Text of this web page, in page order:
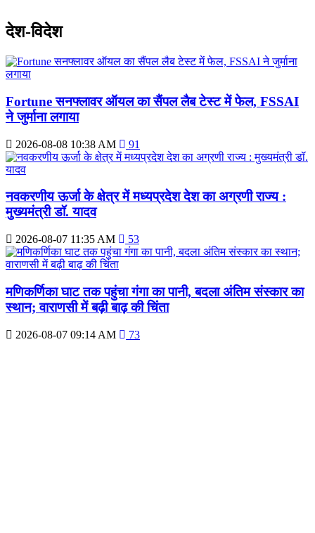
देश-विदेश
Fortune सनफ्लावर ऑयल का सैंपल लैब टेस्ट में फेल, FSSAI
ने जुर्माना लगाया
2026-08-08 10:38 AM 91
नवकरणीय ऊर्जा के क्षेत्र में मध्यप्रदेश देश का अग्रणी राज्य :
मुख्यमंत्री डॉ. यादव
2026-08-07 11:35 AM 53
मणिकर्णिका घाट तक पहुंचा गंगा का पानी, बदला अंतिम संस्कार का
स्थान; वाराणसी में बढ़ी बाढ़ की चिंता
2026-08-07 09:14 AM 73